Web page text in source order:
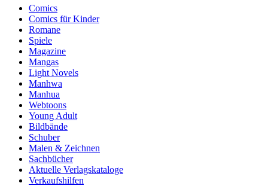
Comics
Comics für Kinder
Romane
Spiele
Magazine
Mangas
Light Novels
Manhwa
Manhua
Webtoons
Young Adult
Bildbände
Schuber
Malen & Zeichnen
Sachbücher
Aktuelle Verlagskataloge
Verkaufshilfen